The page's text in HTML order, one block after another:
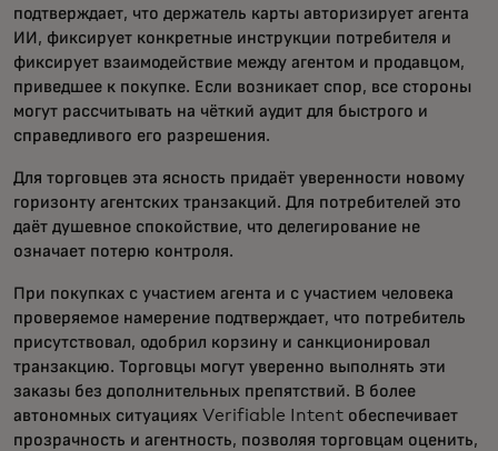
подтверждает, что держатель карты авторизирует агента
ИИ, фиксирует конкретные инструкции потребителя и
фиксирует взаимодействие между агентом и продавцом,
приведшее к покупке. Если возникает спор, все стороны
могут рассчитывать на чёткий аудит для быстрого и
справедливого его разрешения.
Для торговцев эта ясность придаёт уверенности новому
горизонту агентских транзакций. Для потребителей это
даёт душевное спокойствие, что делегирование не
означает потерю контроля.
При покупках с участием агента и с участием человека
проверяемое намерение подтверждает, что потребитель
присутствовал, одобрил корзину и санкционировал
транзакцию. Торговцы могут уверенно выполнять эти
заказы без дополнительных препятствий. В более
автономных ситуациях Verifiable Intent обеспечивает
прозрачность и агентность, позволяя торговцам оценить,